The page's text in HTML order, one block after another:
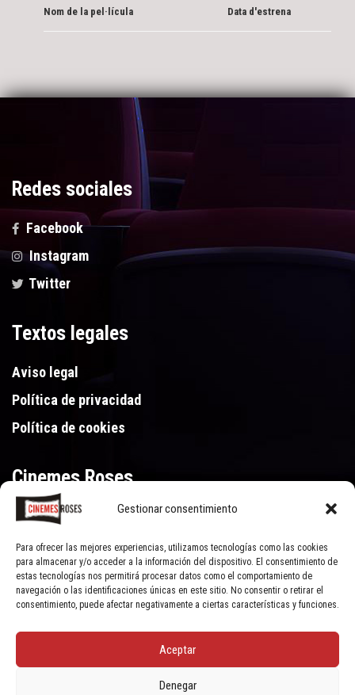
Gestionar consentimiento
Para ofrecer las mejores experiencias, utilizamos tecnologías como las cookies
para almacenar y/o acceder a la información del dispositivo. El consentimiento de
estas tecnologías nos permitirá procesar datos como el comportamiento de
navegación o las identificaciones únicas en este sitio. No consentir o retirar el
consentimiento, puede afectar negativamente a ciertas características y funciones.
Aceptar
Denegar
Nom de la pel·lícula Data d'estrena
Redes sociales
Facebook
Instagram
Twitter
Textos legales
Aviso legal
Política de privacidad
Política de cookies
Cinemes Roses
Gran Via de Pau Casals 250, 17480 Roses (Girona)
972 15 46 46
© Cinemes Roses - 2022, all rights reserved | Powered by